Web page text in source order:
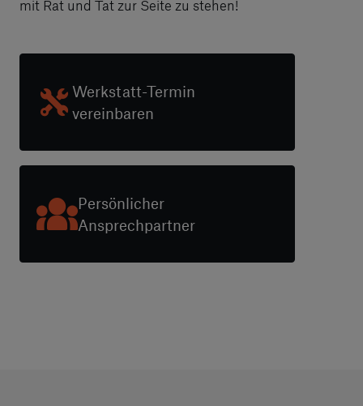
mit Rat und Tat zur Seite zu stehen!
Werkstatt-Termin
vereinbaren
Persönlicher
Ansprechpartner